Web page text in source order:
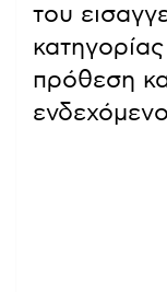
του
πρόθεση